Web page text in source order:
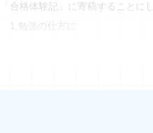
「合格体験記」に寄稿することに
1.勉強の仕方に